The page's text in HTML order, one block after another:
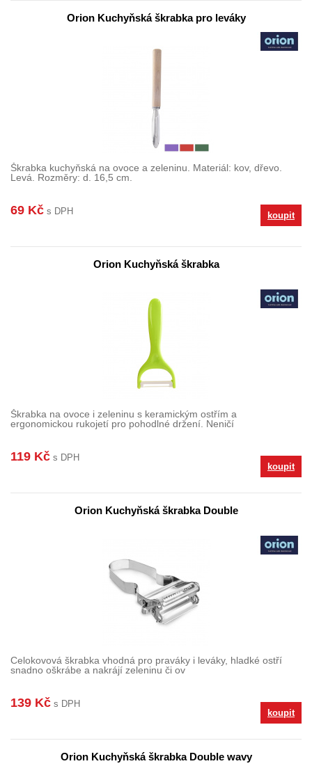
Orion Kuchyňská škrabka pro leváky
Škrabka kuchyňská na ovoce a zeleninu. Materiál: kov, dřevo.
Levá. Rozměry: d. 16,5 cm.
69 Kč s DPH koupit
Orion Kuchyňská škrabka
Škrabka na ovoce i zeleninu s keramickým ostřím a
ergonomickou rukojetí pro pohodlné držení. Neničí
119 Kč s DPH
koupit
Orion Kuchyňská škrabka Double
Celokovová škrabka vhodná pro praváky i leváky, hladké ostří
snadno oškrábe a nakrájí zeleninu či ov
139 Kč s DPH
koupit
Orion Kuchyňská škrabka Double wavy